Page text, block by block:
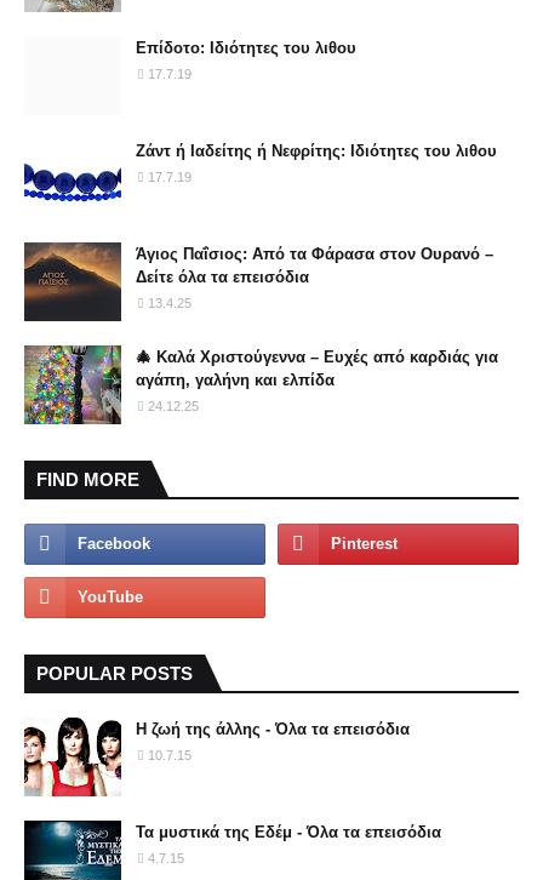
Επίδοτο: Ιδιότητες του λιθου
17.7.19
Ζάντ ή Ιαδείτης ή Νεφρίτης: Ιδιότητες του λιθου
17.7.19
Άγιος Παΐσιος: Από τα Φάρασα στον Ουρανό –
Δείτε όλα τα επεισόδια
13.4.25
🎄 Καλά Χριστούγεννα – Ευχές από καρδιάς για
αγάπη, γαλήνη και ελπίδα
24.12.25
FIND MORE
POPULAR POSTS
Η ζωή της άλλης - Όλα τα επεισόδια
10.7.15
Τα μυστικά της Εδέμ - Όλα τα επεισόδια
4.7.15